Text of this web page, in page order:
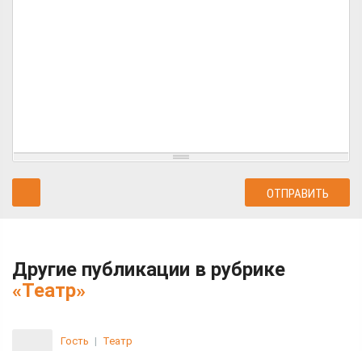
Другие публикации в рубрике
«Театр»
Гость | Театр